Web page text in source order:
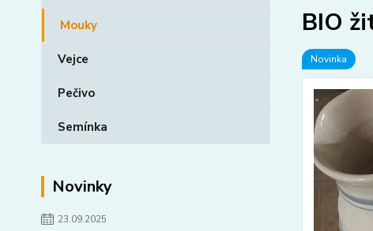
Mouky
Vejce
Pečivo
Semínka
Novinky
23.09.2025
BIO
Novinka